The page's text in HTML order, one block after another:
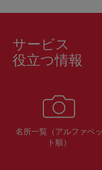
サービス
役立つ情報
名所一覧（アルファベッ
ト順）